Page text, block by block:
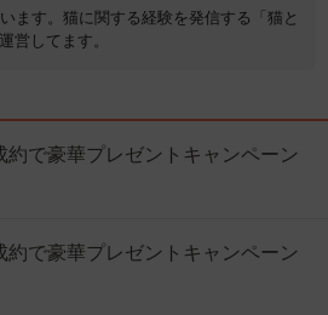
ます。猫に関する経験を発信する「猫と
営してます。
約で豪華プレゼントキャンペーン
約で豪華プレゼントキャンペーン